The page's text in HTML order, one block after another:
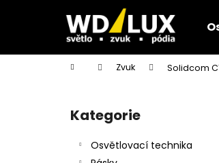
Domů Zvuk Solidcom
Přeskočit
kategorie
Kategorie
Osvětlovací technika
í
Zpět
do
Zpět
do